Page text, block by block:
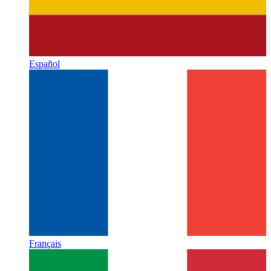
Español
Français